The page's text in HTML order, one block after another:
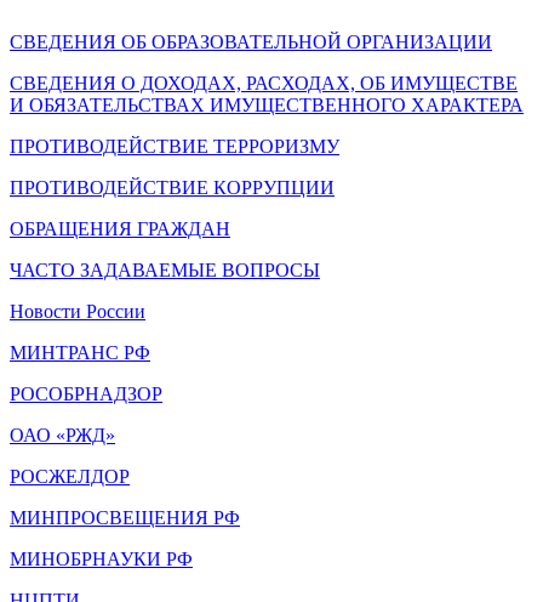
СВЕДЕНИЯ ОБ ОБРАЗОВАТЕЛЬНОЙ ОРГАНИЗАЦИИ
СВЕДЕНИЯ О ДОХОДАХ, РАСХОДАХ, ОБ ИМУЩЕСТВЕ
И ОБЯЗАТЕЛЬСТВАХ ИМУЩЕСТВЕННОГО ХАРАКТЕРА
ПРОТИВОДЕЙСТВИЕ ТЕРРОРИЗМУ
ПРОТИВОДЕЙСТВИЕ КОРРУПЦИИ
ОБРАЩЕНИЯ ГРАЖДАН
ЧАСТО ЗАДАВАЕМЫЕ ВОПРОСЫ
Новости России
МИНТРАНС РФ
РОСОБРНАДЗОР
ОАО «РЖД»
РОСЖЕЛДОР
МИНПРОСВЕЩЕНИЯ РФ
МИНОБРНАУКИ РФ